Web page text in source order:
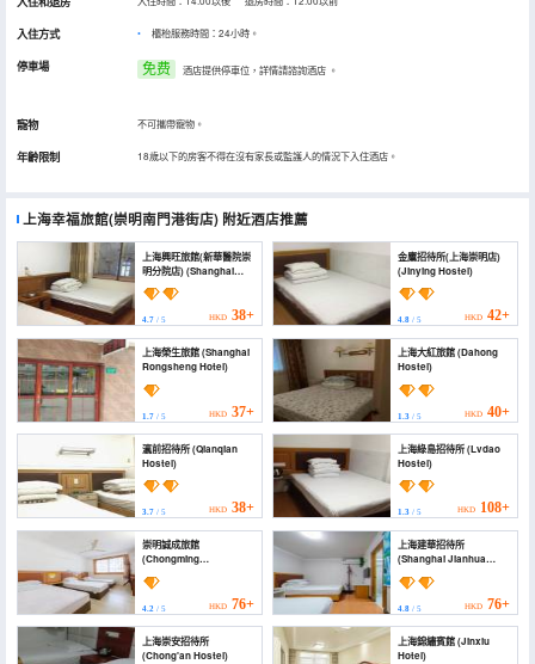
入住方式 櫃枱服務時間：24小時。
停車場 免费 酒店提供停車位，詳情請諮詢酒店 。
寵物 不可攜帶寵物。
年齡限制 18歲以下的房客不得在沒有家長或監護人的情況下入住酒店。
上海幸福旅館(崇明南門港街店) 附近酒店推薦
上海興旺旅館(新華醫院崇
明分院店) (Shanghai
Xingwang Hotel)
4.7 / 5 HKD 38+
金鷹招待所(上海崇明店)
(Jinying Hostel)
4.8/ 5 HKD 42+
上海榮生旅館 (Shanghai
Rongsheng Hotel)
1.7 / 5 HKD 37+
上海大紅旅館 (Dahong
Hostel)
1.3/ 5 HKD 40+
瀛前招待所 (Qianqian
Hostel)
3.7 / 5 HKD 38+
上海綠島招待所 (Lvdao
Hostel)
1.3/ 5 HKD 108+
崇明誠成旅館
(Chongming
4.2 / 5 HKD 76+
上海建華招待所
(Shanghai Jianhua
4.8/ 5 HKD 76+
上海崇安招待所
(Chong'an Hostel)
上海錦繡賓館 (Jinxiu
Hotel)